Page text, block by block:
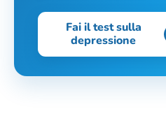
Fai il test sulla
depressione